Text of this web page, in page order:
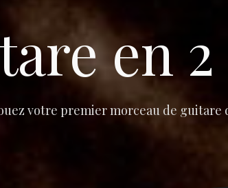
en
votre premier morceau de guitare